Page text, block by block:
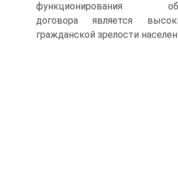
функционирования
договора является
гражданской зрелости